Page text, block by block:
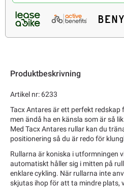
Produktbeskrivning
Artikel nr: 6233
Tacx Antares är ett perfekt
men ändå ha en känsla som är så
Med Tacx Antares rullar kan du
positionering så du är redo för
Rullarna är koniska i utformningen
automatiskt håller sig i mitten på
enklare cykling. När rullarna inte
skjutas ihop för att ta mindre plats,